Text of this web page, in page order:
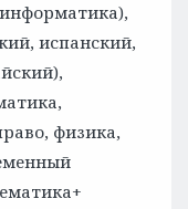
испанский,
физика,